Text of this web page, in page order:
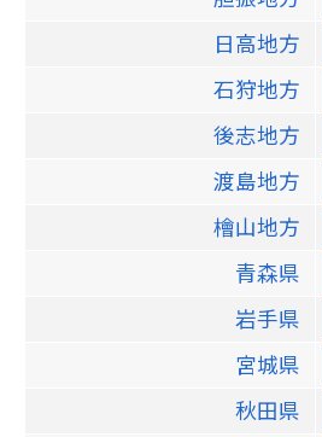
日高地方
石狩地方
後志地方
渡島地方
檜山地方
青森県
岩手県
宮城県
秋田県